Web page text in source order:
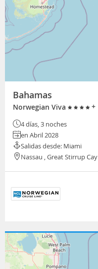
Bahamas
Norwegian Viva +
4 días, 3 noches
en Abril 2028
Salidas desde: Miami
Nassau , Great Stirrup Cay